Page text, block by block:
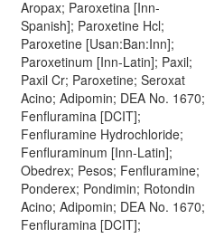
Aropax; Paroxetina [Inn-
Spanish]; Paroxetine Hcl;
Paroxetine [Usan:Ban:Inn];
Paroxetinum [Inn-Latin]; Paxil;
Paxil Cr; Paroxetine; Seroxat
Acino; Adipomin; DEA No. 1670;
Fenfluramina [DCIT];
Fenfluramine Hydrochloride;
Fenfluraminum [Inn-Latin];
Obedrex; Pesos; Fenfluramine;
Ponderex; Pondimin; Rotondin
Acino; Adipomin; DEA No. 1670;
Fenfluramina [DCIT];